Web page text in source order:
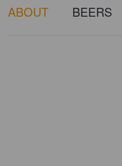
ABOUT BEERS